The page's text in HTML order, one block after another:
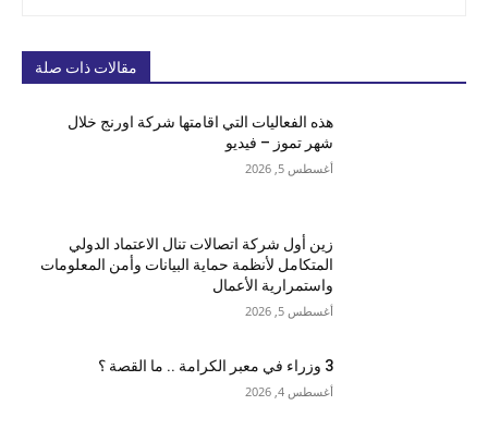
مقالات ذات صلة
هذه الفعاليات التي اقامتها شركة اورنج خلال
شهر تموز – فيديو
أغسطس 5, 2026
زين أول شركة اتصالات تنال الاعتماد الدولي
المتكامل لأنظمة حماية البيانات وأمن المعلومات
واستمرارية الأعمال
أغسطس 5, 2026
3 وزراء في معبر الكرامة .. ما القصة ؟
أغسطس 4, 2026